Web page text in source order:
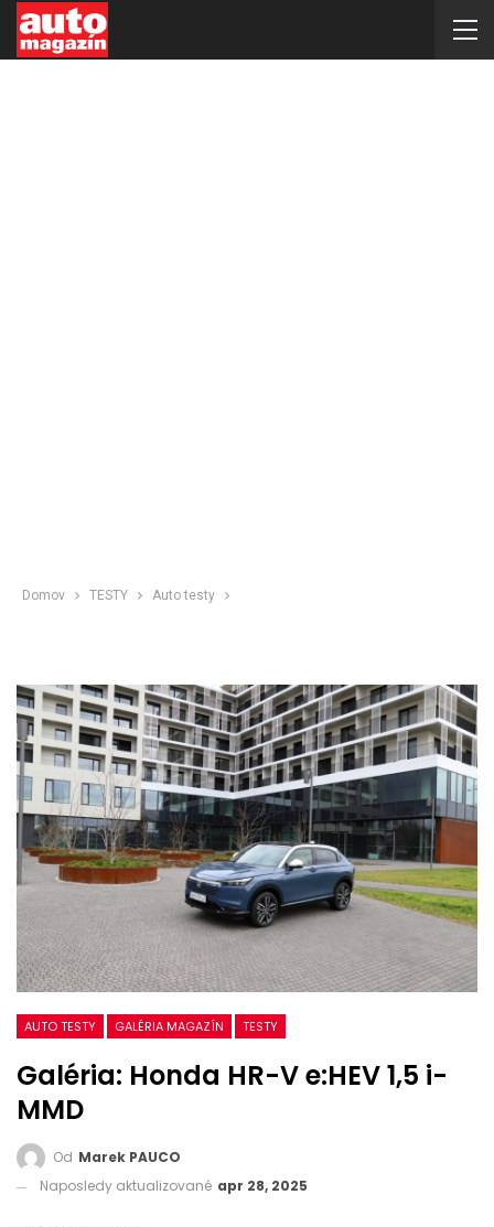
Domov TESTY Auto testy
AUTO TESTY GALÉRIA MAGAZÍN TESTY
Galéria: Honda HR-V e:HEV 1,5 i-
MMD
Od Marek PAUCO
Naposledy aktualizované apr 28, 2025